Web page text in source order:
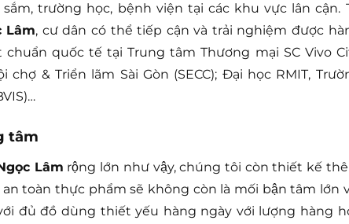
trường học, bệnh viện tại các khu vực lân cận.
Lâm, cư dân có thể tiếp cận và trải nghiệm được
quốc tế tại Trung tâm Thương mại SC Vivo
& Triển lãm Sài Gòn (SECC); Đại học RMIT,
tâm
Lâm rộng lớn như vậy, chúng tôi còn thiết kế
toàn thực phẩm sẽ không còn là mối bận tâm lớn
đủ đồ dùng thiết yếu hàng ngày với lượng hàng